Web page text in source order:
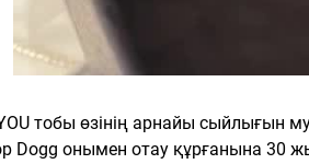
тобы өзінің арнайы сыйлығын
Dogg онымен отау құрғанына 30